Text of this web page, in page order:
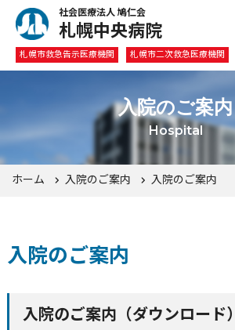
社会医療法人 鳩仁会
札幌中央病院
札幌市救急告示医療機関 札幌市二次救急医療機関
入院のご案内
Hospital
ホーム 入院のご案内 入院のご案内
入院のご案内
入院のご案内（ダウンロード）